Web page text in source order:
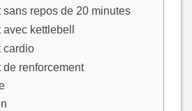
sans repos de 20 minutes
avec kettlebell
cardio
de renforcement